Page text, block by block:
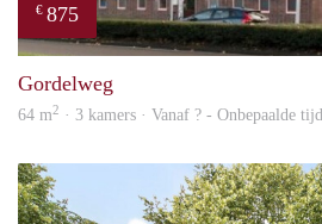
€ 875
Gordelweg
64 m2 · 3 kamers · Vanaf ? - Onbepaalde tijd